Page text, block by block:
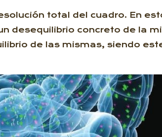
total del cuadro. En
desequilibrio concreto de la
de las mismas, siendo